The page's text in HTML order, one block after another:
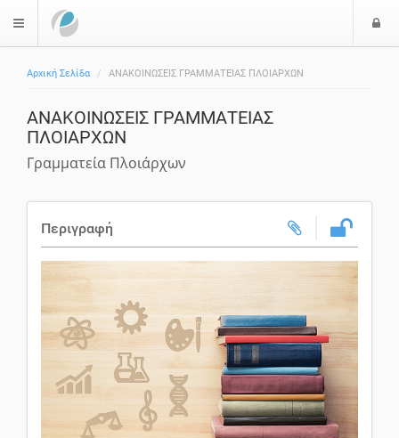
$langMenu
Αρχική Σελίδα ΑΝΑΚΟΙΝΩΣΕΙΣ ΓΡΑΜΜΑΤΕΙΑΣ ΠΛΟΙΑΡΧΩΝ
ΑΝΑΚΟΙΝΩΣΕΙΣ ΓΡΑΜΜΑΤΕΙΑΣ
ΠΛΟΙΑΡΧΩΝ
Γραμματεία Πλοιάρχων
Περιγραφή